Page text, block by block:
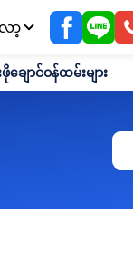
ာ့
ာင်ဝန်ထမ်းများ